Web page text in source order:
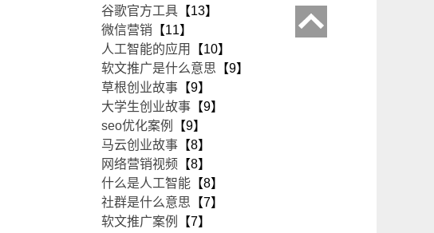
谷歌官方工具 【13】
微信营销 【11】
人工智能的应用
【10】
软文推广是什么意思 【9】
草根创业故事 【9】
大学生创业故事 【9】
seo优化案例
【9】
马云创业故事 【8】
网络营销视频 【8】
什么是人工智能 【8】
社群是什么意思 【7】
软文推广案例
【7】